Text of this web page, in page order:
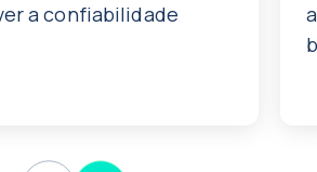
a confiabilidade